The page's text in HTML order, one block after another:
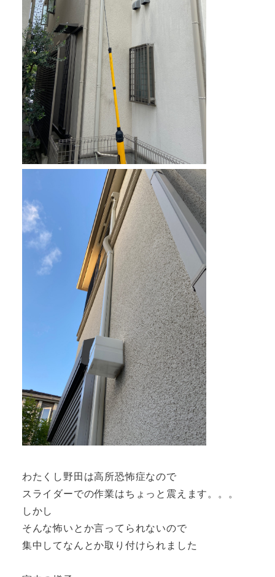
わたくし野田は高所恐怖症なので
スライダーでの作業はちょっと震えます。。。
しかし
そんな怖いとか言ってられないので
集中してなんとか取り付けられました